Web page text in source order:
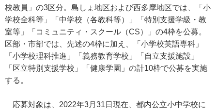
校教員」の3区分。島しょ地区および西多摩地区では、「小
学校全科等」「中学校（各教科等）」「特別支援学級・教
室等」「コミュニティ・スクール（CS）」の4枠を公募。
区部・市部では、先述の4枠に加え、「小学校英語専科」
「小学校理科推進」「義務教育学校」「自立支援施設」
「区立特別支援学校」「健康学園」の計10枠で公募を実施
する。
応募対象は、2022年3月31日現在、都内公立小中学校に